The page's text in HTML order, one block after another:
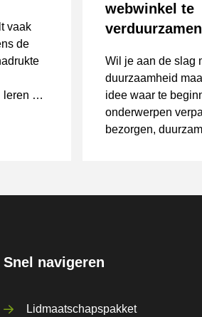
vaak
de
en
webwinkel te
verduurzamen
Wil je aan de slag
duurzaamheid
idee waar te
onderwerpen
bezorgen,
Snel navigeren
Lidmaatschapspakket